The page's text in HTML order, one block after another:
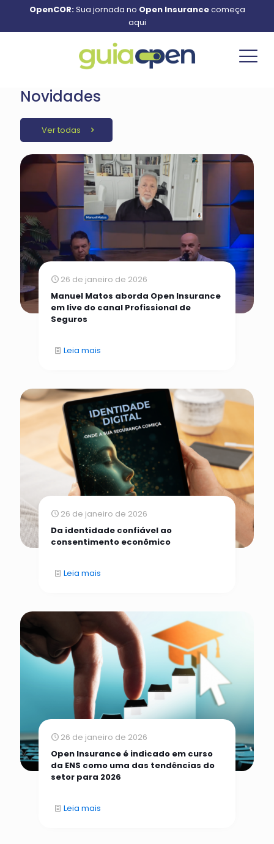
OpenCOR:Sua jornada no Open Insurancecomeça
aqui
Novidades
Ver todas
26 de janeiro de 2026
Manuel Matos aborda Open Insurance
em live do canal Profissional de
Seguros
Leia mais
26 de janeiro de 2026
Da identidade confiável ao
consentimento econômico
Leia mais
26 de janeiro de 2026
Open Insurance é indicado em curso
da ENS como uma das tendências do
setor para 2026
Leia mais